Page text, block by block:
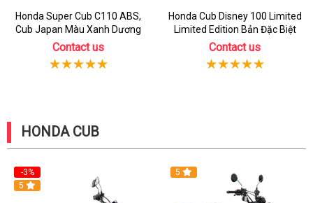
Honda Super Cub C110 ABS,
Cub Japan Màu Xanh Dương
Contact us
Honda Cub Disney 100 Limited
Limited Edition Bản Đặc Biệt
Contact us
HONDA CUB
-3%
5
5